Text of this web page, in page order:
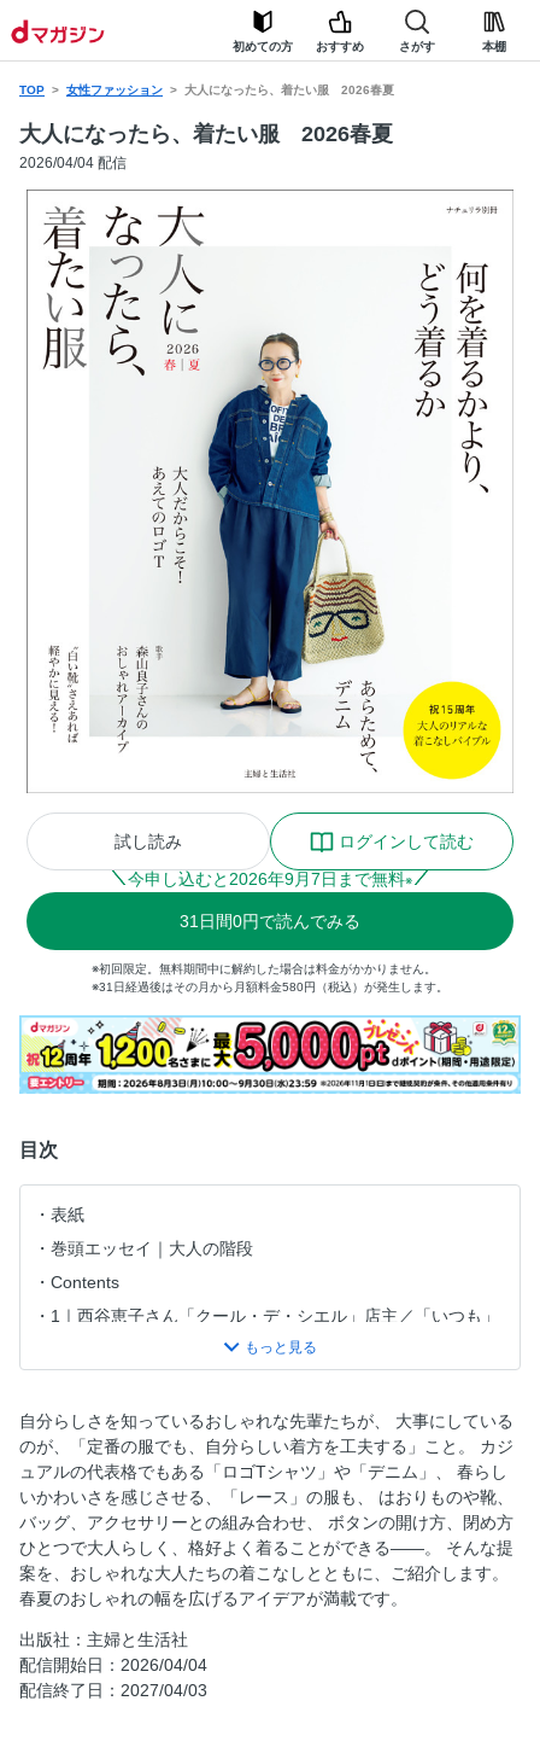
初めての方 おすすめ さがす 本棚
TOP 女性ファッション 大人になったら、着たい服 2026春夏
大人になったら、着たい服 2026春夏
2026/04/04 配信
試し読み
ログインして読む
今申し込むと 2026年9月7日まで無料※
31 日間0円で読んでみる
※初回限定。無料期間中に解約した場合は料金がかかりません。
※31日経過後はその月から月額料金580円（税込）が発生します。
目次
表紙
巻頭エッセイ｜大人の階段
Contents
1｜西谷恵子さん「クール・デ・シエル」店主／「いつも」
とちょっと違う服を着てみる。おしゃれは、小さなスパイス
でぐんと楽しくなります
つになっても好きな服を堂々と着ていたい
3｜小見映子さん「暮らしの店en」店主／50歳を過ぎてお店
をオープン。洋服も仕事も、自分の「好き」に耳を澄ませて
ロゴTシャツを小粋に着こなす！
あらためて、デニム
大人のおしゃれアーカイブ｜森山良子さん
かに、快適に！おしゃれ展
今年の「PA」的春夏のおしゃれ｜前開きトップスがあれば、
着こなしのバリエーションがぐんと広がる！
自分らしさを知っているおしゃれな先輩たちが、 大事にしている
のが、「定番の服でも、自分らしい着方を工夫する」こと。 カジ
ュアルの代表格でもある「ロゴTシャツ」や「デニム」、 春らし
いかわいさを感じさせる、「レース」の服も、 はおりものや靴、
バッグ、アクセサリーとの組み合わせ、 ボタンの開け方、閉め方
ひとつで大人らしく、格好よく着ることができる――。 そんな提
案を、おしゃれな大人たちの着こなしとともに、ご紹介します。
春夏のおしゃれの幅を広げるアイデアが満載です。
出版社：主婦と生活社
配信開始日：2026/04/04
配信終了日：2027/04/03